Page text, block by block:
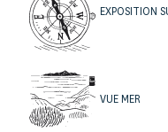
3 | PIÈCE DE VIE ET
s’articule en trois
terracotta, accueille un
EXPOSITION
VUE MER